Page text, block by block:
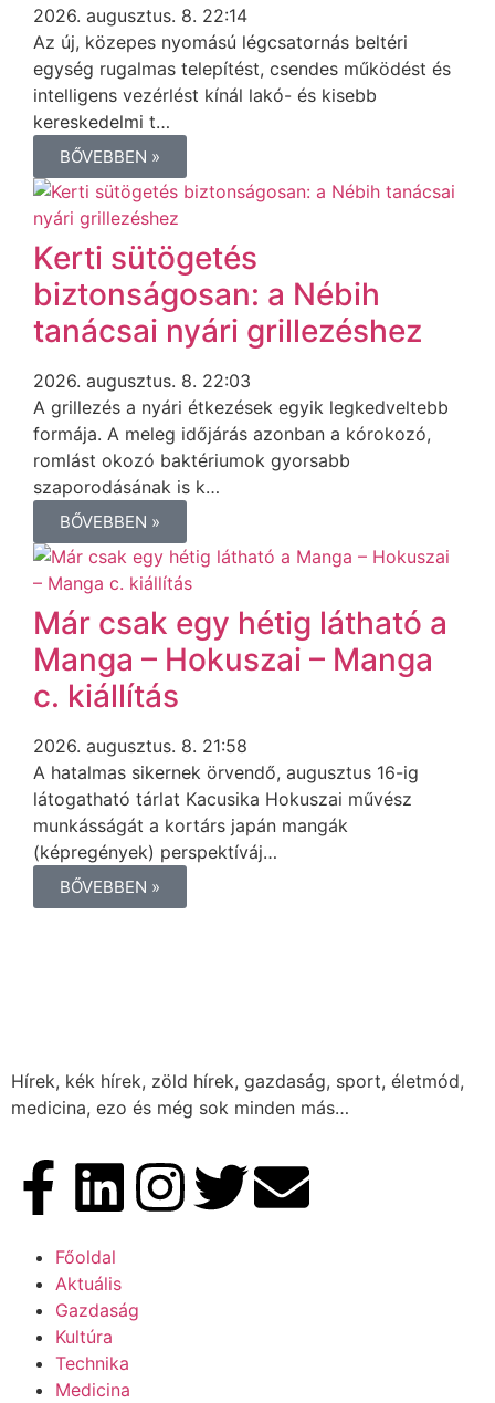
2026. augusztus. 8. 22:14
Az új, közepes nyomású légcsatornás beltéri
egység rugalmas telepítést, csendes működést és
intelligens vezérlést kínál lakó- és kisebb
kereskedelmi t…
BŐVEBBEN »
Kerti sütögetés
biztonságosan: a Nébih
tanácsai nyári grillezéshez
2026. augusztus. 8. 22:03
A grillezés a nyári étkezések egyik legkedveltebb
formája. A meleg időjárás azonban a kórokozó,
romlást okozó baktériumok gyorsabb
szaporodásának is k…
BŐVEBBEN »
Már csak egy hétig látható a
Manga – Hokuszai – Manga
c. kiállítás
2026. augusztus. 8. 21:58
A hatalmas sikernek örvendő, augusztus 16-ig
látogatható tárlat Kacusika Hokuszai művész
munkásságát a kortárs japán mangák
(képregények) perspektíváj…
BŐVEBBEN »
Hírek, kék hírek, zöld hírek, gazdaság, sport, életmód,
medicina, ezo és még sok minden más…
Főoldal
Aktuális
Gazdaság
Kultúra
Technika
Medicina